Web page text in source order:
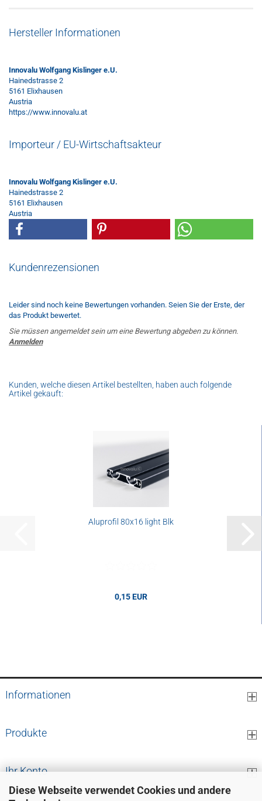
Diese Webseite verwendet Cookies und andere
Hersteller Informationen
Innovalu Wolfgang Kislinger e.U.
Hainedstrasse 2
5161 Elixhausen
Austria
https://www.innovalu.at
Importeur / EU-Wirtschaftsakteur
Innovalu Wolfgang Kislinger e.U.
Hainedstrasse 2
5161 Elixhausen
Austria
Kundenrezensionen
Leider sind noch keine Bewertungen vorhanden. Seien Sie der Erste, der
das Produkt bewertet.
Sie müssen angemeldet sein um eine Bewertung abgeben zu können.
Anmelden
Kunden, welche diesen Artikel bestellten, haben auch folgende
Artikel gekauft:
Aluprofil 80x16 light Blk
0,15 EUR
Informationen
Produkte
Ihr Konto